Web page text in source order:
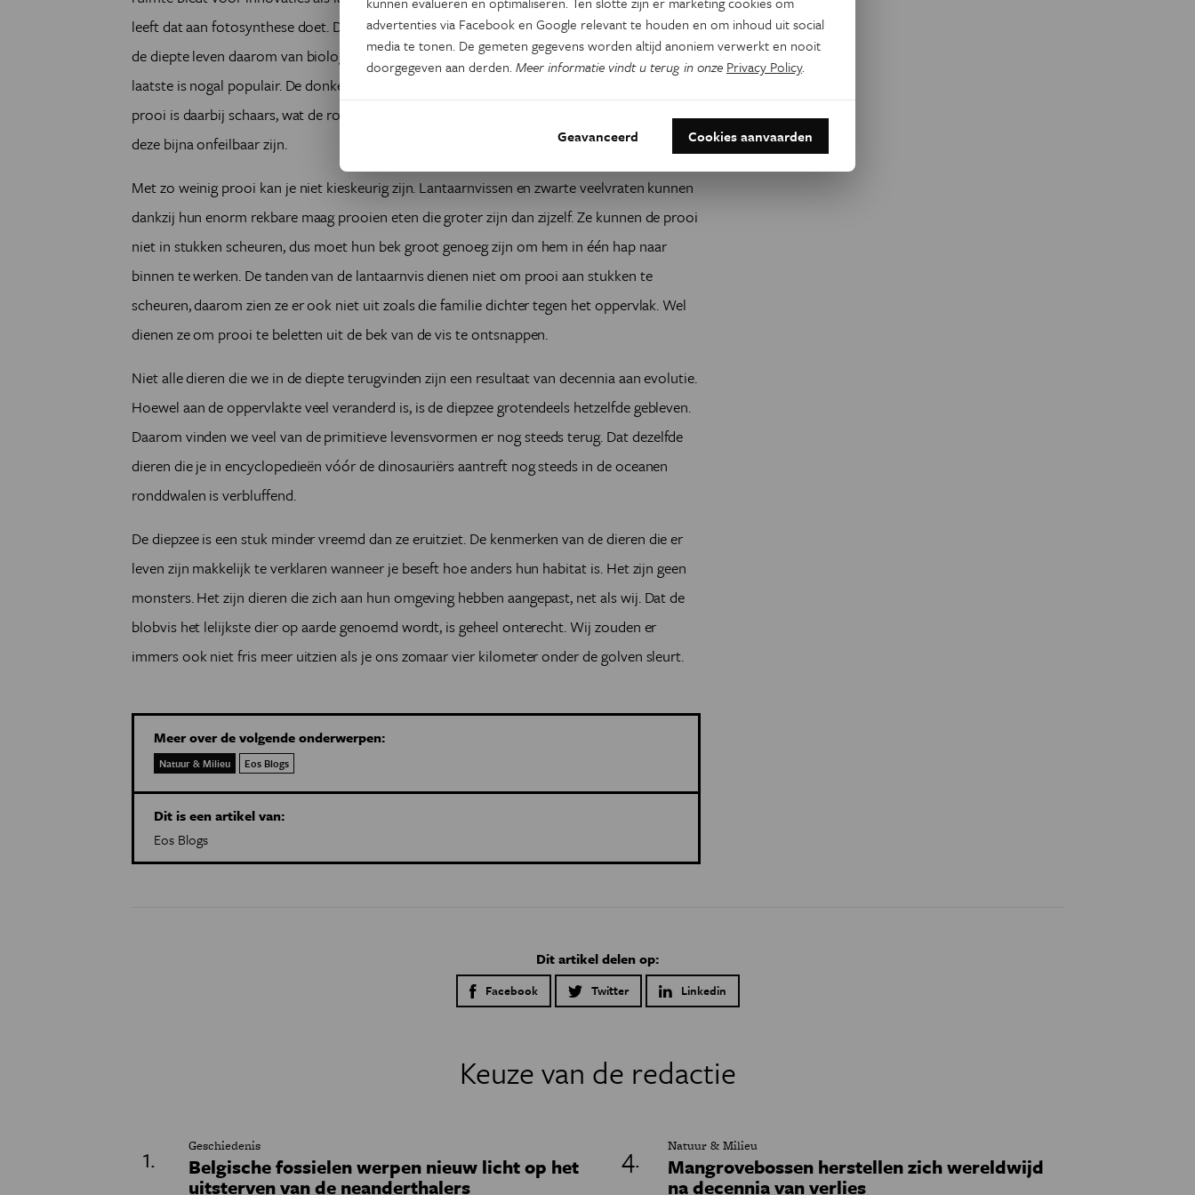
leeft dat aan fotosynthese doet. Dit neemt een belangrijke voedingsbron weg. De dieren in
de diepte leven daarom van biologisch afval dat naar beneden dwarrelt, of van de jacht. Dat
laatste is nogal populair. De donkere diepten zijn dus rijkelijk bewoond door roofdieren. De
prooi is daarbij schaars, wat de roofdieren dwingt tot het verfijnen van hun technieken tot
deze bijna onfeilbaar zijn.
Met zo weinig prooi kan je niet kieskeurig zijn. Lantaarnvissen en zwarte veelvraten kunnen
dankzij hun enorm rekbare maag prooien eten die groter zijn dan zijzelf. Ze kunnen de prooi
niet in stukken scheuren, dus moet hun bek groot genoeg zijn om hem in één hap naar
binnen te werken. De tanden van de lantaarnvis dienen niet om prooi aan stukken te
scheuren, daarom zien ze er ook niet uit zoals die familie dichter tegen het oppervlak. Wel
dienen ze om prooi te beletten uit de bek van de vis te ontsnappen.
Niet alle dieren die we in de diepte terugvinden zijn een resultaat van decennia aan evolutie.
Hoewel aan de oppervlakte veel veranderd is, is de diepzee grotendeels hetzelfde gebleven.
Daarom vinden we veel van de primitieve levensvormen er nog steeds terug. Dat dezelfde
dieren die je in encyclopedieën vóór de dinosauriërs aantreft nog steeds in de oceanen
ronddwalen is verbluffend.
De diepzee is een stuk minder vreemd dan ze eruitziet. De kenmerken van de dieren die er
leven zijn makkelijk te verklaren wanneer je beseft hoe anders hun habitat is. Het zijn geen
monsters. Het zijn dieren die zich aan hun omgeving hebben aangepast, net als wij. Dat de
blobvis het lelijkste dier op aarde genoemd wordt, is geheel onterecht. Wij zouden er
immers ook niet fris meer uitzien als je ons zomaar vier kilometer onder de golven sleurt.
Meer over de volgende onderwerpen:
Natuur & Milieu Eos Blogs
Dit is een artikel van:
Eos Blogs
Dit artikel delen op:
Facebook Twitter Linkedin
Keuze van de redactie
Geschiedenis
Belgische fossielen werpen nieuw licht op het
uitsterven van de neanderthalers
Natuur & Milieu
Mangrovebossen herstellen zich wereldwijd
na decennia van verlies
advertenties via Facebook en Google relevant te houden en om inhoud uit social
media te tonen. De gemeten gegevens worden altijd anoniem verwerkt en nooit
doorgegeven aan derden.Meer informatie vindt u terug in onze Privacy Policy.
Geavanceerd Cookies aanvaarden